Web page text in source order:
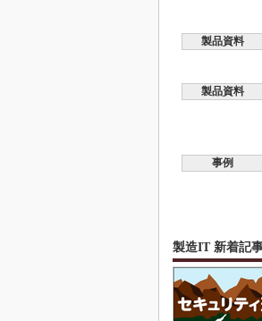
製品資料
製品資料
事例
製造IT 新着記